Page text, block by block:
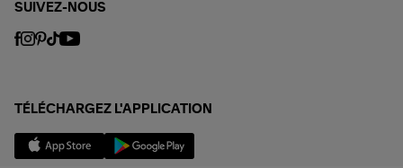
SUIVEZ-NOUS
TÉLÉCHARGEZ L'APPLICATION